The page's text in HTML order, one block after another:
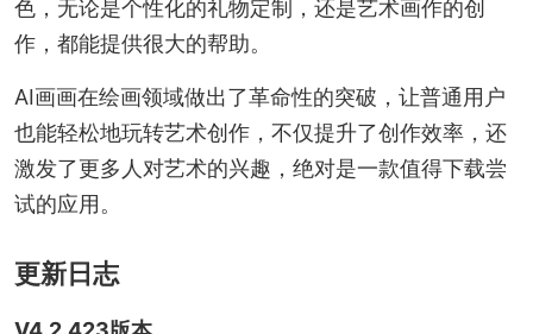
色，无论是个性化的礼物定制，还是艺术画作的创
作，都能提供很大的帮助。
AI画画在绘画领域做出了革命性的突破，让普通用户
也能轻松地玩转艺术创作，不仅提升了创作效率，还
激发了更多人对艺术的兴趣，绝对是一款值得下载尝
试的应用。
更新日志